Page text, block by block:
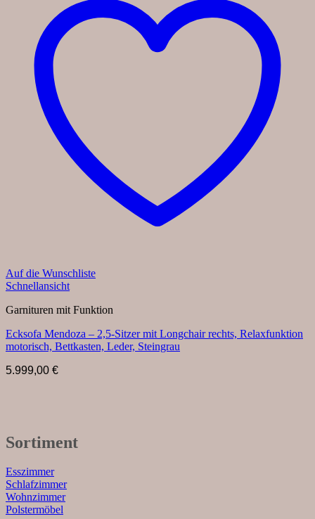
Auf die Wunschliste
Schnellansicht
Garnituren mit Funktion
Ecksofa Mendoza – 2,5-Sitzer mit Longchair rechts, Relaxfunktion
motorisch, Bettkasten, Leder, Steingrau
5.999,00 €
Sortiment
Esszimmer
Schlafzimmer
Wohnzimmer
Polstermöbel